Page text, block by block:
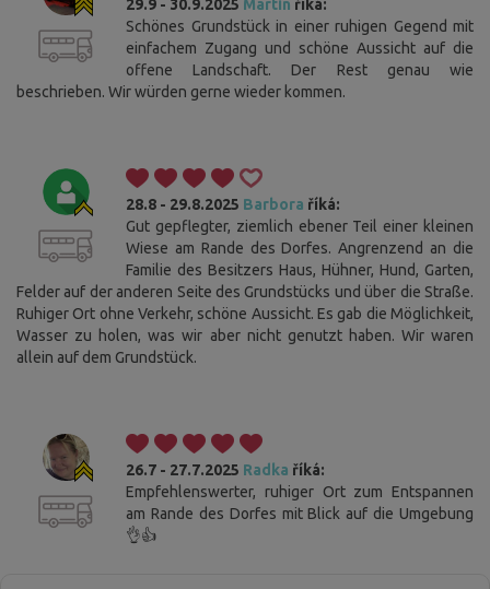
29.9 - 30.9.2025 Martin říká:
Schönes Grundstück in einer ruhigen Gegend mit
einfachem Zugang und schöne Aussicht auf die
offene Landschaft. Der Rest genau wie
beschrieben. Wir würden gerne wieder kommen.
28.8 - 29.8.2025 Barbora říká:
Gut gepflegter, ziemlich ebener Teil einer kleinen
Wiese am Rande des Dorfes. Angrenzend an die
Familie des Besitzers Haus, Hühner, Hund, Garten,
Felder auf der anderen Seite des Grundstücks und über die Straße.
Ruhiger Ort ohne Verkehr, schöne Aussicht. Es gab die Möglichkeit,
Wasser zu holen, was wir aber nicht genutzt haben. Wir waren
allein auf dem Grundstück.
26.7 - 27.7.2025 Radka říká:
Empfehlenswerter, ruhiger Ort zum Entspannen
am Rande des Dorfes mit Blick auf die Umgebung
👌👍